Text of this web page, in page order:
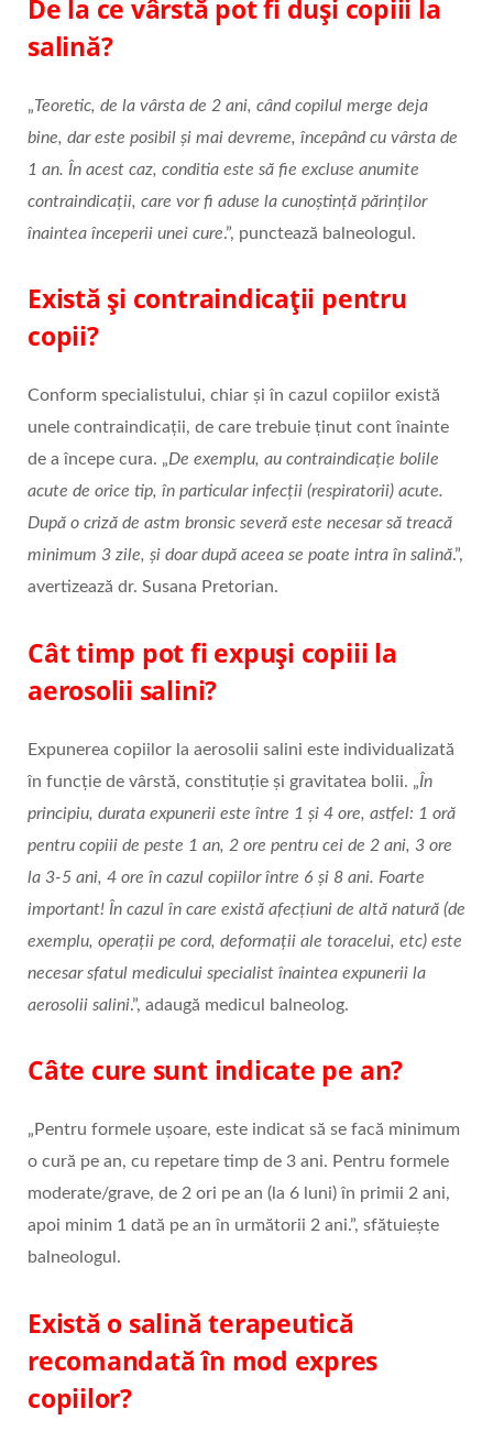
De la ce vârstă pot fi duși copiii la
salină?
„Teoretic, de la vârsta de 2 ani, când copilul merge deja
bine, dar este posibil și mai devreme, începând cu vârsta de
1 an. În acest caz, conditia este să fie excluse anumite
contraindicații, care vor fi aduse la cunoștință părinților
înaintea începerii unei cure.”, punctează balneologul.
Există și contraindicații pentru
copii?
Conform specialistului, chiar și în cazul copiilor există
unele contraindicații, de care trebuie ținut cont înainte
de a începe cura. „De exemplu, au contraindicație bolile
acute de orice tip, în particular infecții (respiratorii) acute.
După o criză de astm bronsic severă este necesar să treacă
minimum 3 zile, și doar după aceea se poate intra în salină.”,
avertizează dr. Susana Pretorian.
Cât timp pot fi expuși copiii la
aerosolii salini?
Expunerea copiilor la aerosolii salini este individualizată
în funcție de vârstă, constituție și gravitatea bolii. „În
principiu, durata expunerii este între 1 și 4 ore, astfel: 1 oră
pentru copiii de peste 1 an, 2 ore pentru cei de 2 ani, 3 ore
la 3-5 ani, 4 ore în cazul copiilor între 6 și 8 ani. Foarte
important! În cazul în care există afecțiuni de altă natură (de
exemplu, operații pe cord, deformații ale toracelui, etc) este
necesar sfatul medicului specialist înaintea expunerii la
aerosolii salini.”, adaugă medicul balneolog.
Câte cure sunt indicate pe an?
„Pentru formele ușoare, este indicat să se facă minimum
o cură pe an, cu repetare timp de 3 ani. Pentru formele
moderate/grave, de 2 ori pe an (la 6 luni) în primii 2 ani,
apoi minim 1 dată pe an în următorii 2 ani.”, sfătuiește
balneologul.
Există o salină terapeutică
recomandată în mod expres
copiilor?